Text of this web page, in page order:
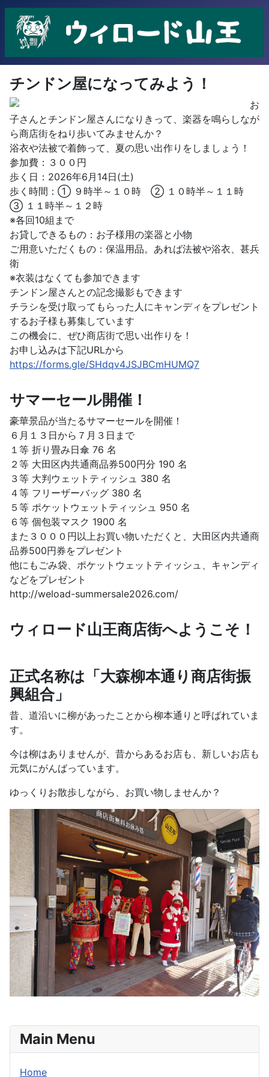
チンドン屋になってみよう！
お
子さんとチンドン屋さんになりきって、楽器を鳴らしなが
ら商店街をねり歩いてみませんか？
浴衣や法被で着飾って、夏の思い出作りをしましょう！
参加費：３００円
歩く日：2026年6月14日(土)
歩く時間：① ９時半～１０時 ② １０時半～１１時
③ １１時半～１２時
※各回10組まで
お貸しできるもの：お子様用の楽器と小物
ご用意いただくもの：保温用品。あれば法被や浴衣、甚兵
衛
※衣装はなくても参加できます
チンドン屋さんとの記念撮影もできます
チラシを受け取ってもらった人にキャンディをプレゼント
するお子様も募集しています
この機会に、ぜひ商店街で思い出作りを！
お申し込みは下記URLから
https://forms.gle/SHdqv4JSJBCmHUMQ7
サマーセール開催！
豪華景品が当たるサマーセールを開催！
６月１３日から７月３日まで
１等 折り畳み日傘 76 名
２等 大田区内共通商品券500円分 190 名
３等 大判ウェットティッシュ 380 名
４等 フリーザーバッグ 380 名
５等 ポケットウェットティッシュ 950 名
６等 個包装マスク 1900 名
また３０００円以上お買い物いただくと、大田区内共通商
品券500円券をプレゼント
他にもごみ袋、ポケットウェットティッシュ、キャンディ
などをプレゼント
http://weload-summersale2026.com/
ウィロード山王商店街へようこそ！
正式名称は「大森柳本通り商店街振
興組合」
昔、道沿いに柳があったことから柳本通りと呼ばれていま
す。
今は柳はありませんが、昔からあるお店も、新しいお店も
元気にがんばっています。
ゆっくりお散歩しながら、お買い物しませんか？
Main Menu
Home